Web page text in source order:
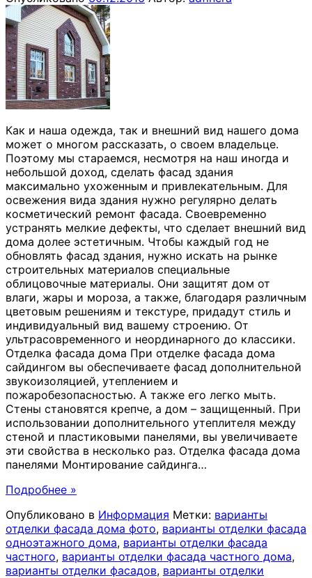
Как и наша одежда, так и внешний вид нашего дома
может о многом рассказать, о своем владельце.
Поэтому мы стараемся, несмотря на наш иногда и
небольшой доход, сделать фасад здания
максимально ухоженным и привлекательным. Для
освежения вида здания нужно регулярно делать
косметический ремонт фасада. Своевременно
устранять мелкие дефекты, что сделает внешний вид
дома долее эстетичным. Чтобы каждый год не
обновлять фасад здания, нужно искать на рынке
строительных материалов специальные
облицовочные материалы. Они защитят дом от
влаги, жары и мороза, а также, благодаря различным
цветовым решениям и текстуре, придадут стиль и
индивидуальный вид вашему строению. От
ультрасовременного и неординарного до классики.
Отделка фасада дома При отделке фасада дома
сайдингом вы обеспечиваете фасад дополнительной
звукоизоляцией, утеплением и
пожаробезопасностью. А также его легко мыть.
Стены становятся крепче, а дом – защищенный. При
использовании дополнительного утеплителя между
стеной и пластиковыми панелями, вы увеличиваете
эти свойства в несколько раз. Отделка фасада дома
панелями Монтирование сайдинга…
Подробнее »
Опубликовано в Информация Метки: варианты
отделки фасада дома фото, варианты отделки фасада
одноэтажного дома, варианты отделки фасада
частного, варианты отделки фасада частного дома,
варианты отделки фасадов, варианты отделки